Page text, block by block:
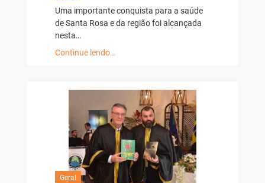
Uma importante conquista para a saúde
de Santa Rosa e da região foi alcançada
nesta…
Continue lendo…
Geral